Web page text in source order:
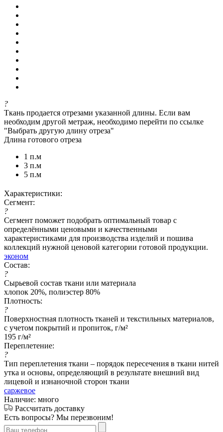
?
Ткань продается отрезами указанной длины. Если вам
необходим другой метраж, необходимо перейти по ссылке
"Выбрать другую длину отреза"
Длина готового отреза
1 п.м
3 п.м
5 п.м
Характеристики:
Сегмент:
?
Сегмент поможет подобрать оптимальный товар с
определёнными ценовыми и качественными
характеристиками для производства изделий и пошива
коллекций нужной ценовой категории готовой продукции.
эконом
Состав:
?
Сырьевой состав ткани или материала
хлопок 20%, полиэстер 80%
Плотность:
?
Поверхностная плотность тканей и текстильных материалов,
с учетом покрытий и пропиток, г/м²
195 г/м²
Переплетение:
?
Тип переплетения ткани – порядок пересечения в ткани нитей
утка и основы, определяющий в результате внешний вид
лицевой и изнаночной сторон ткани
саржевое
Наличие: много
Рассчитать доставку
Есть вопросы? Мы перезвоним!